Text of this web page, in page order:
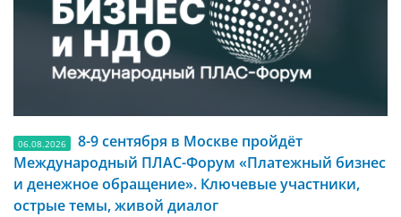
06.08.2026
8-9 сентября в Москве пройдёт
Международный ПЛАС-Форум «Платежный бизнес
и денежное обращение». Ключевые участники,
острые темы, живой диалог